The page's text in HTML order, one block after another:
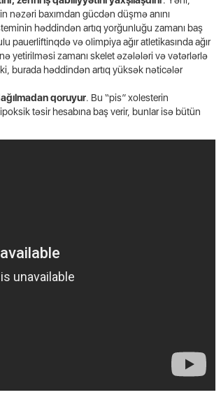
baxımdan gücdən düşmə anını
həddindən artıq yorğunluğu zamanı baş
pauerliftinqdə və olimpiya ağır atletikasında ağır
yetirilməsi zamanı skelet əzələləri və vətərlərlə
burada həddindən artıq yüksək nəticələr
qoruyur. Bu “pis” xolesterin
təsir hesabına baş verir, bunlar isə bütün